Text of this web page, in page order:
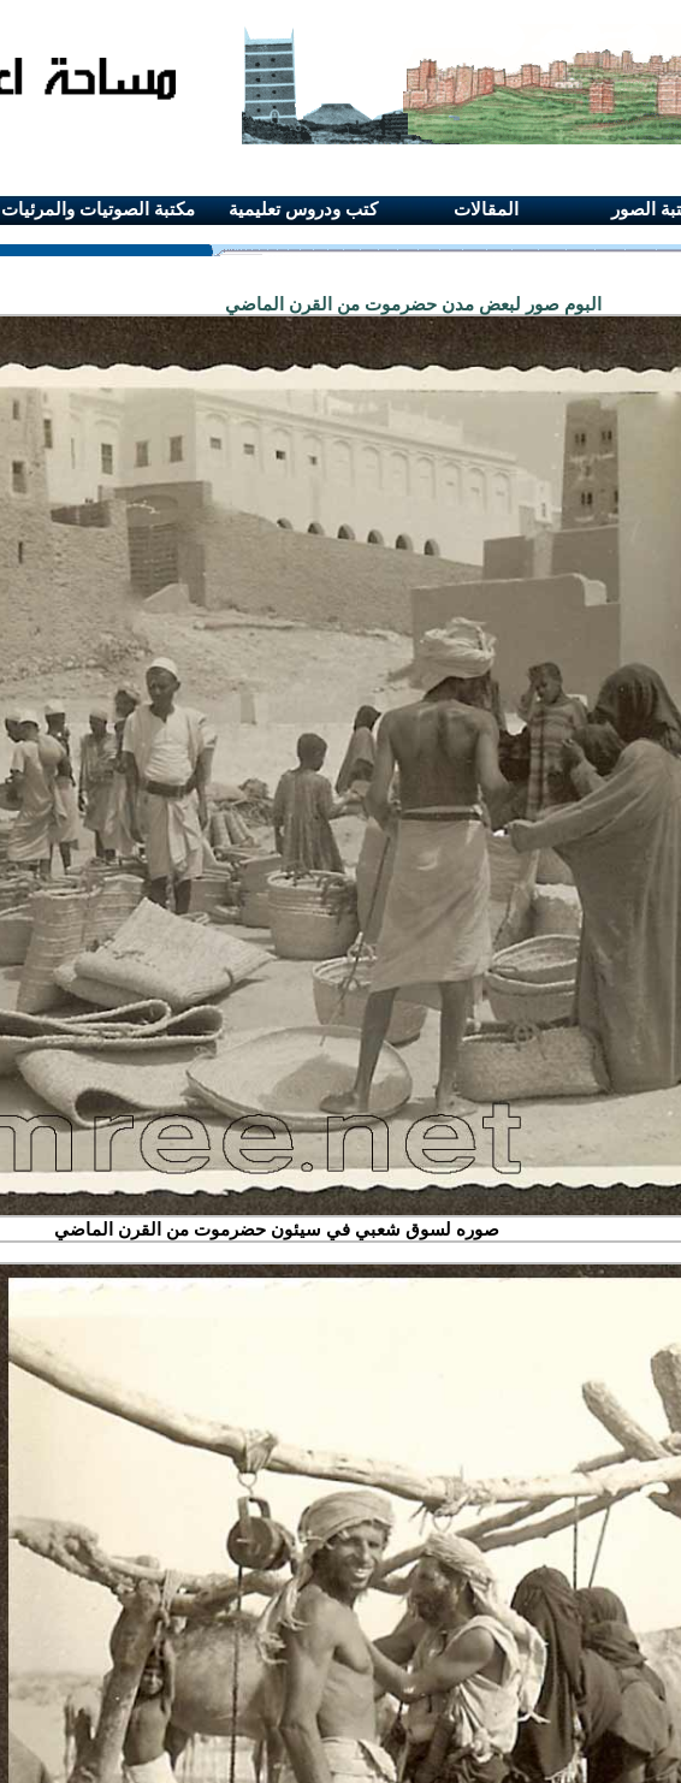
مكتبة الصوتيات والمرئيات كتب ودروس تعليمية المقالات الصور
البوم صور لبعض مدن حضرموت من القرن الماضي
صوره لسوق شعبي في سيئون حضرموت من القرن الماضي